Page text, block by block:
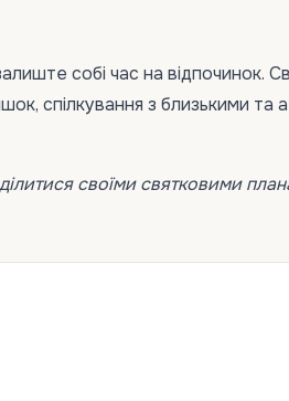
собі час на відпочинок.
спілкування з близькими та
своїми святковими